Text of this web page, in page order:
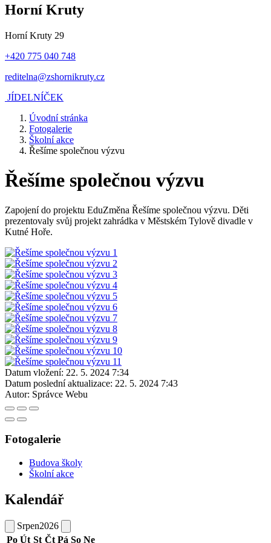
Horní Kruty
Horní Kruty 29
+420 775 040 748
reditelna@zshornikruty.cz
JÍDELNÍČEK
Úvodní stránka
Fotogalerie
Školní akce
Řešíme společnou výzvu
Řešíme společnou výzvu
Zapojení do projektu EduZměna Řešíme společnou výzvu. Děti
prezentovaly svůj projekt zahrádka v Městském Tylově divadle v
Kutné Hoře.
Datum vložení: 22. 5. 2024 7:34
Datum poslední aktualizace: 22. 5. 2024 7:43
Autor: Správce Webu
Fotogalerie
Budova školy
Školní akce
Kalendář
Srpen2026
Po Út St Čt Pá So Ne